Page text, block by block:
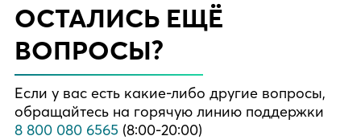
ОСТАЛИСЬ ЕЩЁ
ВОПРОСЫ?
Если у вас есть какие-либо другие вопросы,
обращайтесь на горячую линию поддержки
8 800 080 6565 (8:00-20:00)